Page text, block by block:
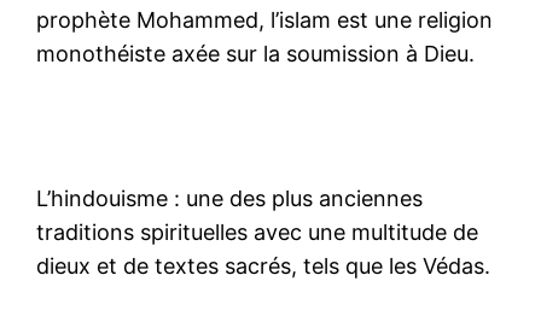
prophète Mohammed, l’islam est une religion
monothéiste axée sur la soumission à Dieu.
L’hindouisme : une des plus anciennes
traditions spirituelles avec une multitude de
dieux et de textes sacrés, tels que les Védas.